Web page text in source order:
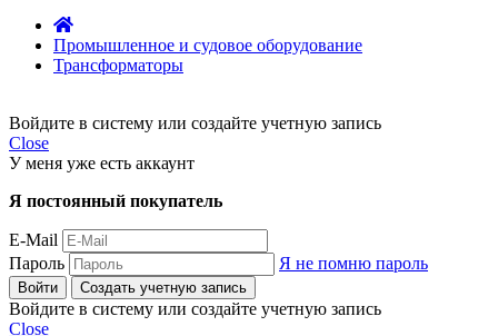
Промышленное и судовое оборудование
Трансформаторы
Войдите в систему или создайте учетную запись
Close
У меня уже есть аккаунт
Я постоянный покупатель
E-Mail
Пароль
Я не помню пароль
Войти Создать учетную запись
Войдите в систему или создайте учетную запись
Close